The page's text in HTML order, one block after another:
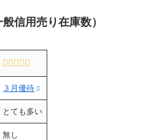
信用売り在庫数）
３月優待
とても多い
無し